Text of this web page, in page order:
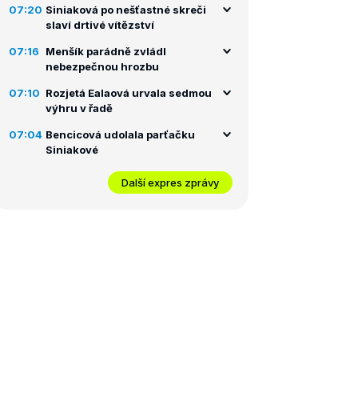
07:20 Siniaková po nešťastné skreči
slaví drtivé vítězství
07:16
Menšík parádně zvládl
nebezpečnou hrozbu
07:10 Rozjetá Ealaová urvala sedmou
výhru v řadě
07:04 Bencicová udolala parťačku
Siniakové
Další expres zprávy